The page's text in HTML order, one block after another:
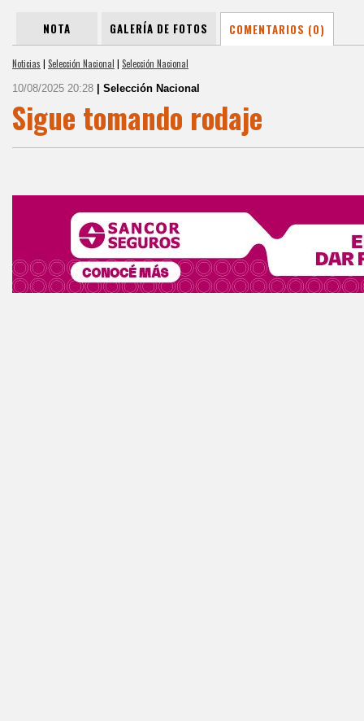
NOTA GALERÍA DE FOTOS COMENTARIOS (0)
Noticias | Selección Nacional | Selección Nacional
10/08/2025 20:28 | Selección Nacional
Sigue tomando rodaje